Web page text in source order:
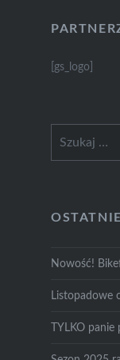
[gs_logo]
Nowość!
Listopadowe
TYLKO